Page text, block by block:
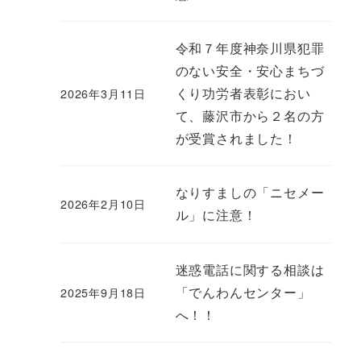
令和７年度神奈川県犯罪
のない安全・安心まちづ
くり功労者表彰におい
て、藤沢市から２名の方
が受賞されました！
2026年3月11日
なりすましの「ニセメー
ル」に注意！
2026年2月10日
迷惑電話に関する相談は
「でんわんセンター」
へ！！
2025年9月18日